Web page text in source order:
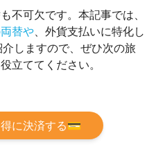
不可欠です。本記事では、
替や 、外貨支払いに特化し
しますので、ぜひ次の旅
立ててください。
に決済する💳